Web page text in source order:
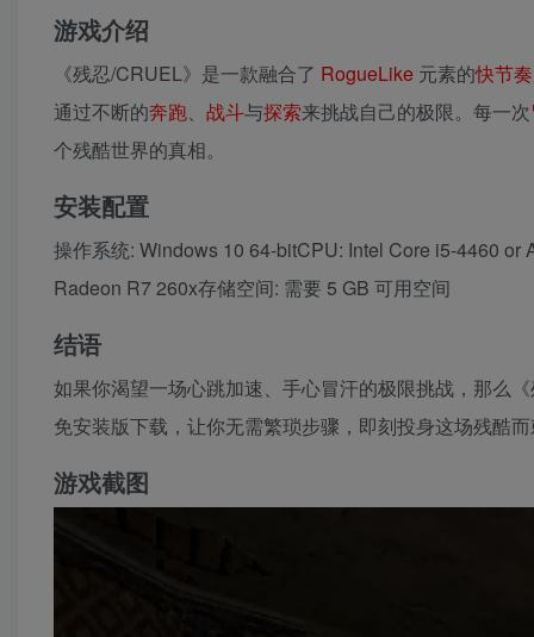
游戏介绍
《残忍/CRUEL》是一款融合了 RogueLike 元素的快节奏
通过不断的奔跑、 战斗与探索来挑战自己的极限。每一次
个残酷世界的真相。
安装配置
操作系统: Windows 10 64-bitCPU: Intel Core i5-4460
Radeon R7 260x存储空间: 需要 5 GB 可用空间
结语
如果你渴望一场心跳加速、手心冒汗的极限挑战，那么
免安装版下载，让你无需繁琐步骤，即刻投身这场残酷
游戏截图